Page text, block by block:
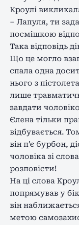
Кроулі
– Лапуля, ти
посмішкою
Така відповідь
Що це могло
спала одна
нього з
лише
завдати
Єлена тільки
відбувається.
він п’є бурбон,
чоловіка зі
розповісти!
На ці слова
попрямував у
він
метою